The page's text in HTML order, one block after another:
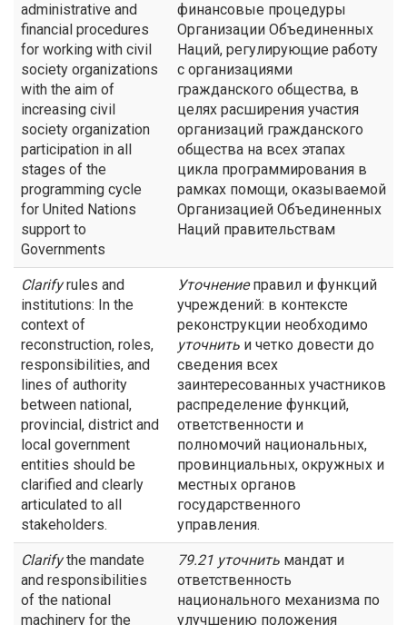
administrative and
financial procedures
for working with civil
society organizations
with the aim of
increasing civil
society organization
participation in all
stages of the
programming cycle
for United Nations
support to
Governments
финансовые процедуры
Организации Объединенных
Наций, регулирующие работу
с организациями
гражданского общества, в
целях расширения участия
организаций гражданского
общества на всех этапах
цикла программирования в
рамках помощи, оказываемой
Организацией Объединенных
Наций правительствам
Clarifyrules and
institutions: In the
context of
reconstruction, roles,
responsibilities, and
lines of authority
between national,
provincial, district and
local government
entities should be
clarified and clearly
articulated to all
stakeholders.
Уточнениеправил и функций
учреждений: в контексте
реконструкции необходимо
уточнить и четко довести до
сведения всех
заинтересованных участников
распределение функций,
ответственности и
полномочий национальных,
провинциальных, окружных и
местных органов
государственного
управления.
Clarifythe mandate
and responsibilities
of the national
machinery for the
79.21 уточнить мандат и
ответственность
национального механизма по
улучшению положения